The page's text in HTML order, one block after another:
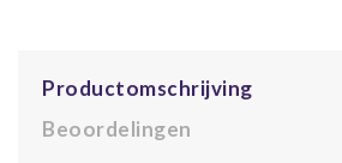
Productomschrijving
Beoordelingen